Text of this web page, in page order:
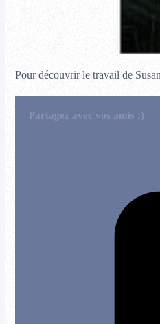
Pour découvrir le travail de
Partagez avec vos amis :)